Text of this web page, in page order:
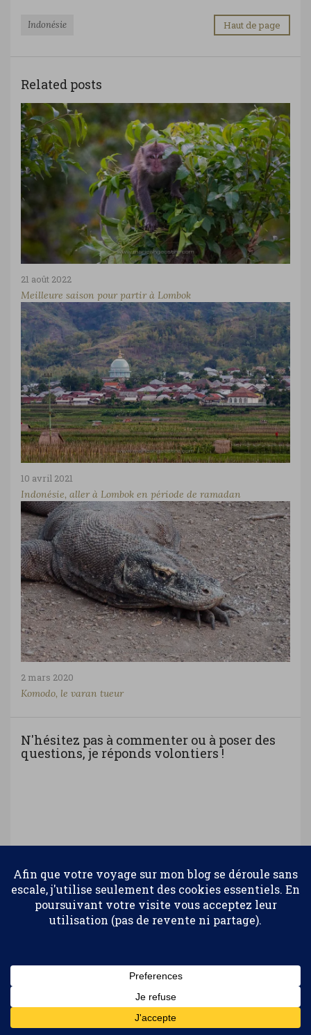
Indonésie Haut de page
Related posts
21 août 2022
Meilleure saison pour partir à Lombok
10 avril 2021
Indonésie, aller à Lombok en période de ramadan
2 mars 2020
Komodo, le varan tueur
N'hésitez pas à commenter ou à poser des
questions, je réponds volontiers !
Confidentialité et cookies : ce site utilise des cookies. En continuant à
Pour en savoir plus, notamment sur la façon de contrôler les
Politique relative aux cookies